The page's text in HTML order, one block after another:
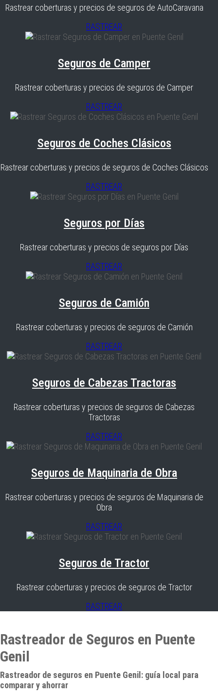
Rastrear coberturas y precios de seguros de AutoCaravana
RASTREAR
Seguros de Camper
Rastrear coberturas y precios de seguros de Camper
RASTREAR
Seguros de Coches Clásicos
Rastrear coberturas y precios de seguros de Coches Clásicos
RASTREAR
Seguros por Días
Rastrear coberturas y precios de seguros por Días
RASTREAR
Seguros de Camión
Rastrear coberturas y precios de seguros de Camión
RASTREAR
Seguros de Cabezas Tractoras
Rastrear coberturas y precios de seguros de Cabezas
Tractoras
RASTREAR
Seguros de Maquinaria de Obra
Rastrear coberturas y precios de seguros de Maquinaria de
Obra
RASTREAR
Seguros de Tractor
Rastrear coberturas y precios de seguros de Tractor
RASTREAR
Rastreador de Seguros en Puente
Genil
Rastreador de seguros en Puente Genil: guía local para
comparar y ahorrar